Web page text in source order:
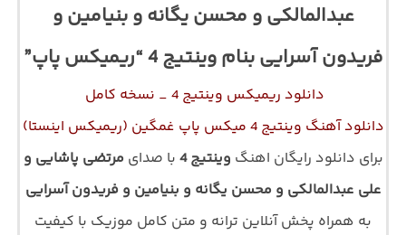
عبدالمالکی و محسن یگانه و بنیامین و
فریدون آسرایی بنام وینتیج 4 “ریمیکس پاپ”
دانلود ریمیکس وینتیج 4 _ نسخه کامل
دانلود آهنگ وینتیج 4 میکس پاپ غمگین (ریمیکس اینستا)
برای دانلود رایگان اهنگ وینتیج 4 با صدایمرتضی پاشایی و
علی عبدالمالکی و محسن یگانه و بنیامین و فریدون آسرایی
به همراه پخش آنلاین ترانه و متن کامل موزیک با کیفیت